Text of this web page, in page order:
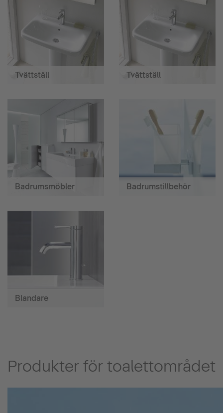
Tvättställ Tvättställ
Badrumsmöbler Badrumstillbehör
Blandare
Produkter för toalettområdet